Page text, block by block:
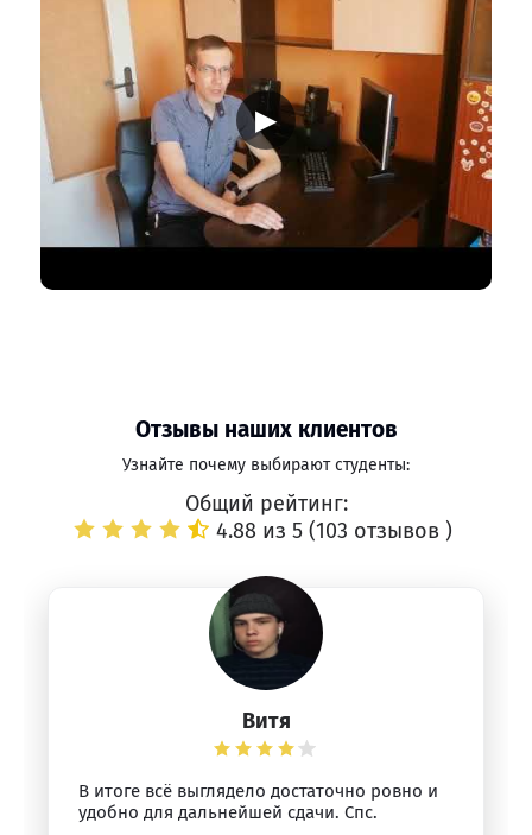
▶
Отзывы наших клиентов
Узнайте почему выбирают студенты:
Общий рейтинг:
4.88 из 5 (103 отзывов )
Витя
В итоге всё выглядело достаточно ровно и
удобно для дальнейшей сдачи. Спс.